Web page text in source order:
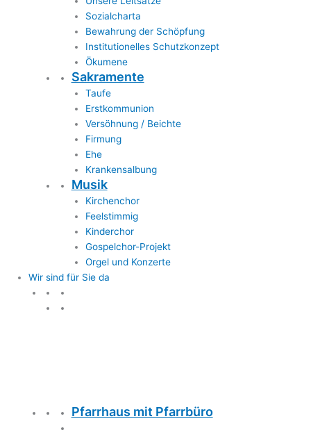
Sozialcharta
Bewahrung der Schöpfung
Institutionelles Schutzkonzept
Ökumene
Sakramente
Taufe
Erstkommunion
Versöhnung / Beichte
Firmung
Ehe
Krankensalbung
Musik
Kirchenchor
Feelstimmig
Kinderchor
Gospelchor-Projekt
Orgel und Konzerte
Wir sind für Sie da
Pfarrhaus mit Pfarrbüro